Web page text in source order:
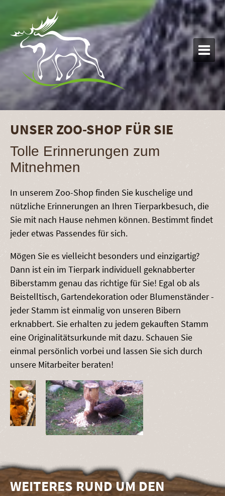

UNSER ZOO-SHOP FÜR SIE
Tolle Erinnerungen zum
Mitnehmen
In unserem Zoo-Shop finden Sie kuschelige und
nützliche Erinnerungen an Ihren Tierparkbesuch, die
Sie mit nach Hause nehmen können. Bestimmt findet
jeder etwas Passendes für sich.
Mögen Sie es vielleicht besonders und einzigartig?
Dann ist ein im Tierpark individuell geknabberter
Biberstamm genau das richtige für Sie! Egal ob als
Beistelltisch, Gartendekoration oder Blumenständer -
jeder Stamm ist einmalig von unseren Bibern
erknabbert. Sie erhalten zu jedem gekauften Stamm
eine Originalitätsurkunde mit dazu. Schauen Sie
einmal persönlich vorbei und lassen Sie sich durch
unsere Mitarbeiter beraten!
WEITERES RUND UM DEN